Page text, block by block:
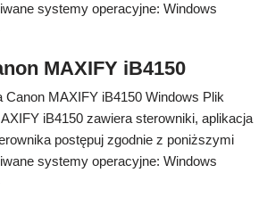
systemy operacyjne: Windows
MAXIFY iB4150
Canon MAXIFY iB4150 Windows Plik
iB4150 zawiera sterowniki, aplikacja
postępuj zgodnie z poniższymi
systemy operacyjne: Windows